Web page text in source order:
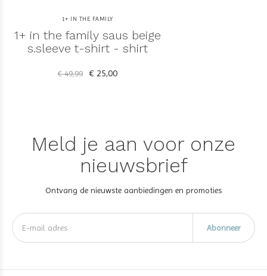
1+ IN THE FAMILY
1+ in the family saus beige
s.sleeve t-shirt - shirt
€ 49,99 € 25,00
Meld je aan voor onze
nieuwsbrief
Ontvang de nieuwste aanbiedingen en promoties
Abonneer